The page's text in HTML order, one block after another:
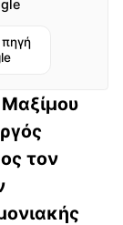
τον